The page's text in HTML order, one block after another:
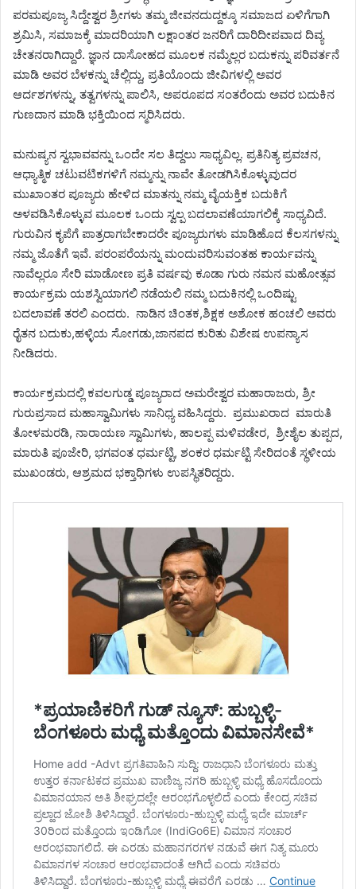
ಪರಮಪೂಜ್ಯ ಸಿದ್ದೇಶ್ವರ ಶ್ರೀಗಳು ತಮ್ಮ ಜೀವನದುದ್ದಕ್ಕೂ ಸಮಾಜದ ಏಳಿಗೆಗಾಗಿ
ಶ್ರಮಿಸಿ, ಸಮಾಜಕ್ಕೆ ಮಾದರಿಯಾಗಿ ಲಕ್ಷಾಂತರ ಜನರಿಗೆ ದಾರಿದೀಪವಾದ ದಿವ್ಯ
ಚೇತನರಾಗಿದ್ದಾರೆ. ಜ್ಞಾನ ದಾಸೋಹದ ಮೂಲಕ ನಮ್ಮೆಲ್ಲರ ಬದುಕನ್ನು ಪರಿವರ್ತನೆ
ಮಾಡಿ ಅವರ ಬೆಳಕನ್ನು ಚೆಲ್ಲಿದ್ದು, ಪ್ರತಿಯೊಂದು ಜೀವಿಗಳಲ್ಲಿ ಅವರ
ಆರ್ದಶಗಳನ್ನು, ತತ್ವಗಳನ್ನು ಪಾಲಿಸಿ, ಅಪರೂಪದ ಸಂತರೆಂದು ಅವರ ಬದುಕಿನ
ಗುಣದಾನ ಮಾಡಿ ಭಕ್ತಿಯಿಂದ ಸ್ಮರಿಸಿದರು.
ಮನುಷ್ಯನ ಸ್ವಭಾವವನ್ನು ಒಂದೇ ಸಲ ತಿದ್ದಲು ಸಾಧ್ಯವಿಲ್ಲ. ಪ್ರತಿನಿತ್ಯ ಪ್ರವಚನ,
ಆಧ್ಯಾತ್ಮಿಕ ಚಟುವಟಿಕಗಳಿಗೆ ನಮ್ಮನ್ನು ನಾವೇ ತೋಡಗಿಸಿಕೊಳ್ಳುವುದರ
ಮುಖಾಂತರ ಪೂಜ್ಯರು ಹೇಳಿದ ಮಾತನ್ನು ನಮ್ಮ ವೈಯಕ್ತಿಕ ಬದುಕಿಗೆ
ಅಳವಡಿಸಿಕೊಳ್ಳುವ ಮೂಲಕ ಒಂದು ಸ್ವಲ್ಪ ಬದಲಾವಣೆಯಾಗಲಿಕ್ಕೆ ಸಾಧ್ಯವಿದೆ.
ಗುರುವಿನ ಕೃಪೆಗೆ ಪಾತ್ರರಾಗಬೇಕಾದರೇ ಪೂಜ್ಯರುಗಳು ಮಾಡಿಹೊದ ಕೆಲಸಗಳನ್ನು
ನಮ್ಮ ಜೊತೆಗೆ ಇವೆ. ಪರಂಪರೆಯನ್ನು ಮಂದುವರಿಸುವಂತಹ ಕಾರ್ಯವನ್ನು
ನಾವೆಲ್ಲರೂ ಸೇರಿ ಮಾಡೋಣ ಪ್ರತಿ ವರ್ಷವು ಕೂಡಾ ಗುರು ನಮನ ಮಹೋತ್ಸವ
ಕಾರ್ಯಕ್ರಮ ಯಶಸ್ವಿಯಾಗಲಿ ನಡೆಯಲಿ ನಮ್ಮ ಬದುಕಿನಲ್ಲಿ ಒಂದಿಷ್ಟು
ಬದಲಾವಣೆ ತರಲಿ ಎಂದರು. ನಾಡಿನ ಚಿಂತಕ,ಶಿಕ್ಷಕ ಅಶೋಕ ಹಂಚಲಿ ಅವರು
ರೈತನ ಬದುಕು,ಹಳ್ಳಿಯ ಸೋಗಡು,ಜಾನಪದ ಕುರಿತು ವಿಶೇಷ ಉಪನ್ಯಾಸ
ನೀಡಿದರು.
ಕಾರ್ಯಕ್ರಮದಲ್ಲಿ ಕವಲಗುಡ್ಡ ಪೂಜ್ಯರಾದ ಅಮರೇಶ್ವರ ಮಹಾರಾಜರು, ಶ್ರೀ
ಗುರುಪ್ರಸಾದ ಮಹಾಸ್ವಾಮಿಗಳು ಸಾನಿಧ್ಯ ವಹಿಸಿದ್ದರು. ಪ್ರಮುಖರಾದ ಮಾರುತಿ
ತೋಳಮರಡಿ, ನಾರಾಯಣ ಸ್ವಾಮಿಗಳು, ಹಾಲಪ್ಪ ಮಳಿವಡೇರ, ಶ್ರೀಶೈಲ ತುಪ್ಪದ,
ಮಾರುತಿ ಪೂಜೇರಿ, ಭಗವಂತ ಧರ್ಮಟ್ಟಿ, ಶಂಕರ ಧರ್ಮಟ್ಟಿ ಸೇರಿದಂತೆ ಸ್ಥಳೀಯ
ಮುಖಂಡರು, ಆಶ್ರಮದ ಭಕ್ತಾಧಿಗಳು ಉಪಸ್ಥಿತರಿದ್ದರು.